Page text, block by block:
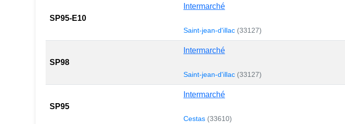
SP95-E10
Intermarché
Saint-jean-d'illac (33127)
SP98
Intermarché
Saint-jean-d'illac (33127)
SP95
Intermarché
Cestas (33610)